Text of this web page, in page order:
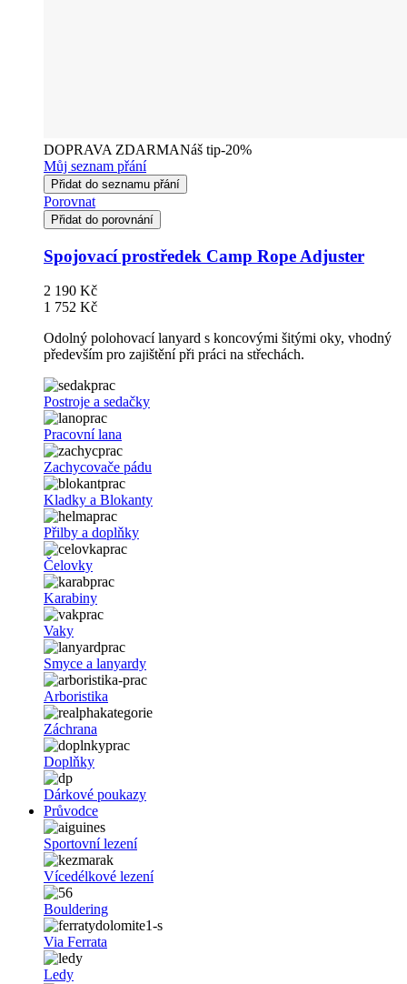
DOPRAVA ZDARMANáš tip-20%
Můj seznam přání
Přidat do seznamu přání
Porovnat
Přidat do porovnání
Spojovací prostředek Camp Rope Adjuster
2 190 Kč
1 752 Kč
Odolný polohovací lanyard s koncovými šitými oky, vhodný
především pro zajištění při práci na střechách.
Postroje a sedačky
Pracovní lana
Zachycovače pádu
Kladky a Blokanty
Přilby a doplňky
Čelovky
Karabiny
Vaky
Smyce a lanyardy
Arboristika
Záchrana
Doplňky
Dárkové poukazy
Průvodce
Sportovní lezení
Vícedélkové lezení
Bouldering
Via Ferrata
Ledy